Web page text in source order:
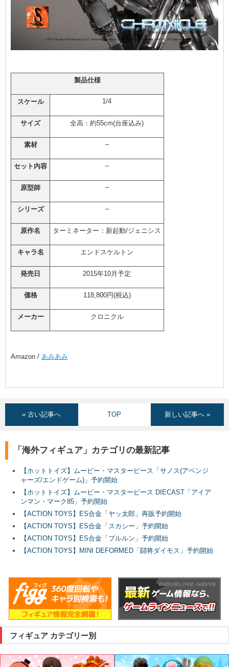
製品仕様
スケール 1/4
サイズ 全高：約55cm(台座込み)
素材 –
セット内容 –
原型師 –
シリーズ –
原作名 ターミネーター：新起動/ジェニシス
キャラ名 エンドスケルトン
発売日 2015年10月予定
価格 118,800円(税込)
メーカー クロニクル
Amazon / あみあみ
« 古い記事へ TOP 新しい記事へ »
「海外フィギュア」カテゴリの最新記事
【ホットトイズ】ムービー・マスターピース「サノス(アベンジ
ャーズ/エンドゲーム)」予約開始
【ホットトイズ】ムービー・マスターピース DIECAST「アイア
ンマン・マーク85」予約開始
【ACTION TOYS】ES合金「ヤッ太郎」再販予約開始
【ACTION TOYS】ES合金「スカシー」予約開始
【ACTION TOYS】ES合金「プルルン」予約開始
【ACTION TOYS】MINI DEFORMED「闘将ダイモス」予約開始
フィギュア カテゴリー別